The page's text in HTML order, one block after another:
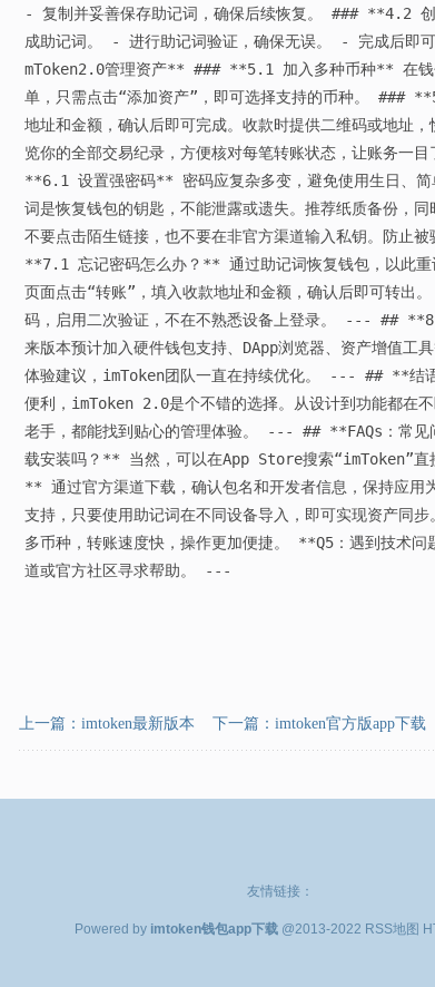
- 复制并妥善保存助记词，确保后续恢复。 ### **4.2
成助记词。 - 进行助记词验证，确保无误。 - 完成后
mToken2.0管理资产** ### **5.1 加入多种币种** 在钱
单，只需点击“添加资产”，即可选择支持的币种。 ###
地址和金额，确认后即可完成。收款时提供二维码或地
览你的全部交易纪录，方便核对每笔转账状态，让账
**6.1 设置强密码** 密码应复杂多变，避免使用生日、
词是恢复钱包的钥匙，不能泄露或遗失。推荐纸质备份
不要点击陌生链接，也不要在非官方渠道输入私钥。
**7.1 忘记密码怎么办？** 通过助记词恢复钱包，以此
页面点击“转账”，填入收款地址和金额，确认后即可转
码，启用二次验证，不在不熟悉设备上登录。 --- ##
来版本预计加入硬件钱包支持、DApp浏览器、资产增值
体验建议，imToken团队一直在持续优化。 --- ## **结
便利，imToken 2.0是个不错的选择。从设计到功能都在
老手，都能找到贴心的管理体验。 --- ## **FAQs：常
载安装吗？** 当然，可以在App Store搜索“imToken”直
** 通过官方渠道下载，确认包名和开发者信息，保持应
支持，只要使用助记词在不同设备导入，即可实现资产同
多币种，转账速度快，操作更加便捷。 **Q5：遇到技术
道或官方社区寻求帮助。 ---
上一篇： imtoken最新版本 下一篇： imtoken官方版app下载
友情链接：
Powered by imtoken钱包app下载 @2013-2022 RSS地图